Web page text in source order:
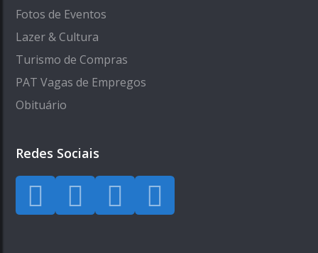
Fotos de Eventos
Lazer & Cultura
Turismo de Compras
PAT Vagas de Empregos
Obituário
Redes Sociais